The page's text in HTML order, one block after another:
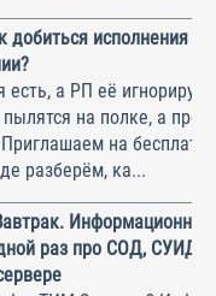
добиться исполнения
есть, а РП её
на полке, а
на
разберём, ка...
раз про СОД, СУИД и